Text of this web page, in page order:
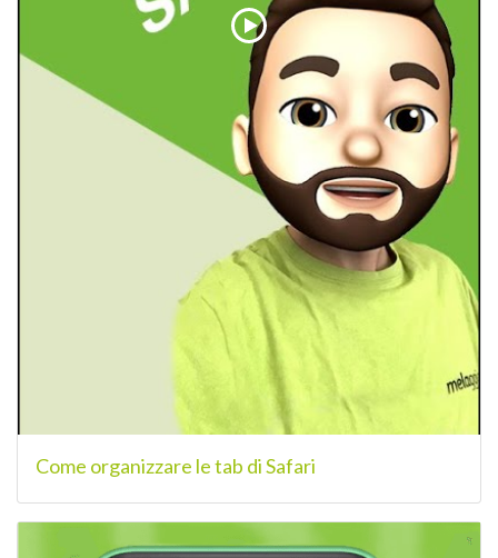
Come organizzare le tab di Safari